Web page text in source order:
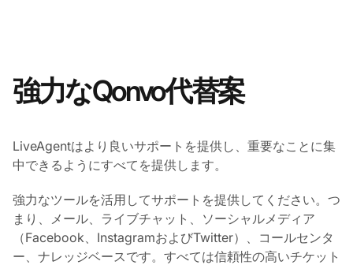
強力なQonvo代替案
LiveAgentはより良いサポートを提供し、重要なことに集
中できるようにすべてを提供します。
強力なツールを活用してサポートを提供してください。つ
まり、メール、ライブチャット、ソーシャルメディア
（Facebook、InstagramおよびTwitter）、コールセンタ
ー、ナレッジベースです。すべては信頼性の高いチケット